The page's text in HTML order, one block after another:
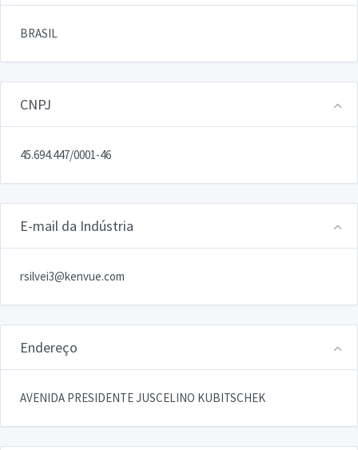
BRASIL
CNPJ
45.694.447/0001-46
E-mail da Indústria
rsilvei3@kenvue.com
Endereço
AVENIDA PRESIDENTE JUSCELINO KUBITSCHEK